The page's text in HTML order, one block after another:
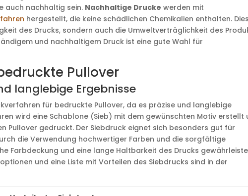
auch nachhaltig sein. Nachhaltige Drucke werden mit
hergestellt, die keine schädlichen Chemikalien enthalten. Dies
des Drucks, sondern auch die Umweltverträglichkeit des
und nachhaltigem Druck ist eine gute Wahl für
Pullover
langlebige Ergebnisse
für bedruckte Pullover, da es präzise und langlebige
wird eine Schablone (Sieb) mit dem gewünschten Motiv erstellt
Pullover gedruckt. Der Siebdruck eignet sich besonders gut für
die Verwendung hochwertiger Farben und die sorgfältige
Farbdeckung und eine lange Haltbarkeit des Drucks
und eine Liste mit Vorteilen des Siebdrucks sind in der